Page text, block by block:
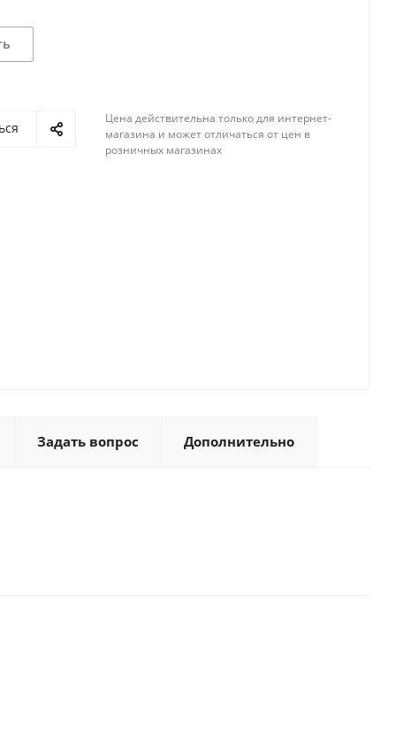
Цена действительна только для интернет-
магазина и может отличаться от цен в
розничных магазинах
Задать вопрос Дополнительно